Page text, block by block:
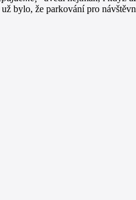
bylo, že parkování pro